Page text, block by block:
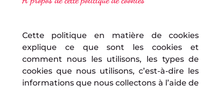
Cette politique en matière de cookies
explique ce que sont les cookies et
comment nous les utilisons, les types de
cookies que nous utilisons, c’est-à-dire les
informations que nous collectons à l’aide de